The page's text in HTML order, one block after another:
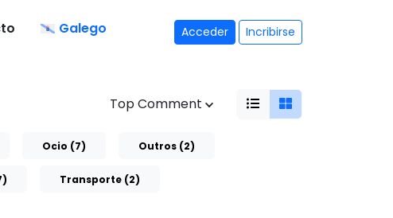
Galego Acceder Incribirse
Top Comment
Ocio (7) Outros (2)
Transporte (2)